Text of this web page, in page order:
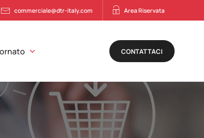
commerciale@dtr-italy.com Area Riservata
CONTATTACI